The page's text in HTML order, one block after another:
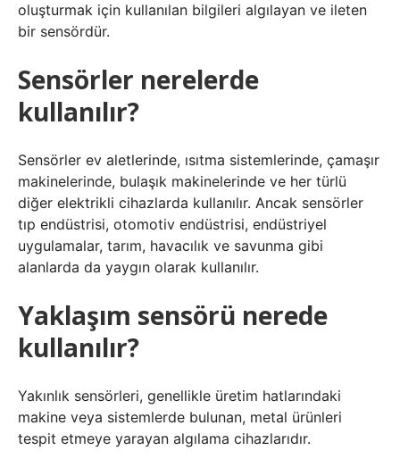
oluşturmak için kullanılan bilgileri algılayan ve ileten
bir sensördür.
Sensörler nerelerde
kullanılır?
Sensörler ev aletlerinde, ısıtma sistemlerinde, çamaşır
makinelerinde, bulaşık makinelerinde ve her türlü
diğer elektrikli cihazlarda kullanılır. Ancak sensörler
tıp endüstrisi, otomotiv endüstrisi, endüstriyel
uygulamalar, tarım, havacılık ve savunma gibi
alanlarda da yaygın olarak kullanılır.
Yaklaşım sensörü nerede
kullanılır?
Yakınlık sensörleri, genellikle üretim hatlarındaki
makine veya sistemlerde bulunan, metal ürünleri
tespit etmeye yarayan algılama cihazlarıdır.